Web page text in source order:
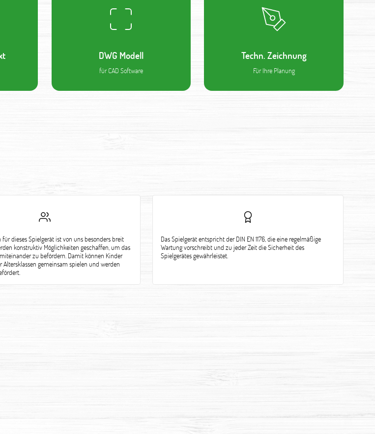
DWG Modell
für CAD Software
Techn. Zeichnung
Für Ihre Planung
für dieses Spielgerät ist von uns besonders breit
konstruktiv Möglichkeiten geschaffen, um das
zu befördern. Damit können Kinder
gemeinsam spielen und werden
Das Spielgerät entspricht der DIN EN 1176, die eine regelmäßige
Wartung vorschreibt und zu jeder Zeit die Sicherheit des
Spielgerätes gewährleistet.